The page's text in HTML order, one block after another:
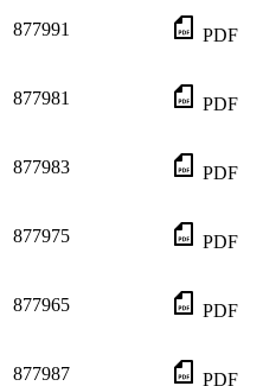
877991 PDF
877981 PDF
877983 PDF
877975 PDF
877965 PDF
877987 PDF